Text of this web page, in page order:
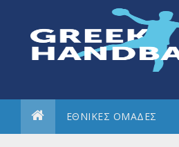
ΕΘΝΙΚΕΣ ΟΜΑΔΕΣ